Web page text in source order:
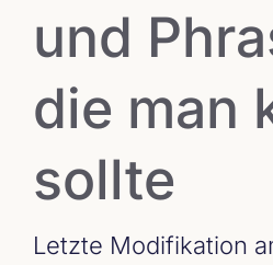
und
die man
sollte
Letzte Modifikation